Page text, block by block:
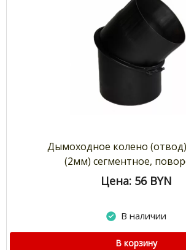
Дымоходное колено (отвод)
(2мм) сегментное,
Цена: 56 BYN
В наличии
В корзину